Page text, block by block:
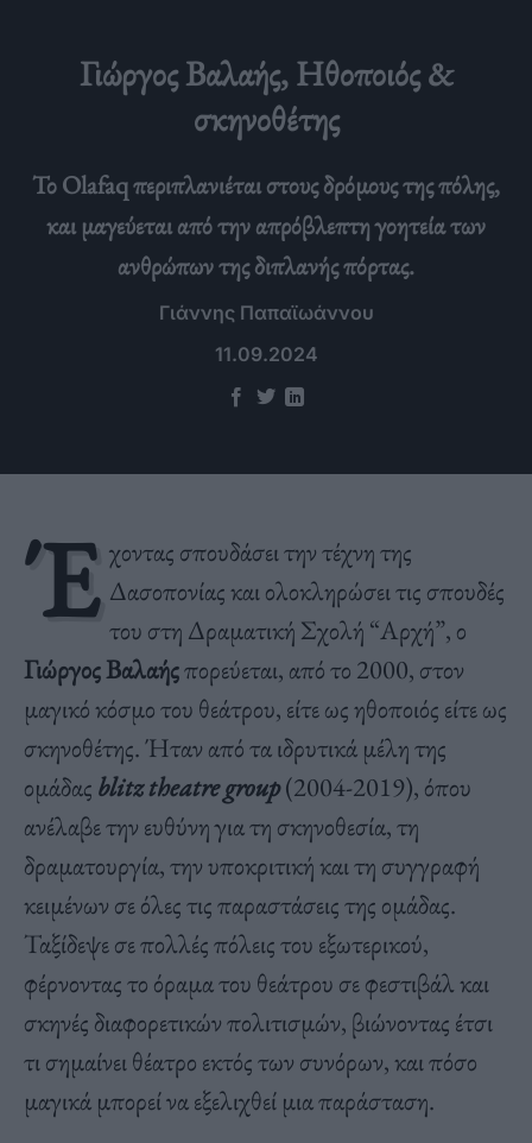
Γιώργος Βαλαής, Ηθοποιός &
σκηνοθέτης
Το Olafaq περιπλανιέται στους δρόμους της πόλης,
και μαγεύεται από την απρόβλεπτη γοητεία των
ανθρώπων της διπλανής πόρτας.
Γιάννης Παπαϊωάννου
11.09.2024
Έ χοντας σπουδάσει την τέχνη της
Δασοπονίας και ολοκληρώσει τις σπουδές
του στη Δραματική Σχολή “Αρχή”, ο
Γιώργος Βαλαήςπορεύεται, από το 2000, στον
μαγικό κόσμο του θεάτρου, είτε ως ηθοποιός είτε ως
σκηνοθέτης. Ήταν από τα ιδρυτικά μέλη της
ομάδας blitz theatre group(2004-2019), όπου
ανέλαβε την ευθύνη για τη σκηνοθεσία, τη
δραματουργία, την υποκριτική και τη συγγραφή
κειμένων σε όλες τις παραστάσεις της ομάδας.
Ταξίδεψε σε πολλές πόλεις του εξωτερικού,
φέρνοντας το όραμα του θεάτρου σε φεστιβάλ και
σκηνές διαφορετικών πολιτισμών, βιώνοντας έτσι
τι σημαίνει θέατρο εκτός των συνόρων, και πόσο
μαγικά μπορεί να εξελιχθεί μια παράσταση.